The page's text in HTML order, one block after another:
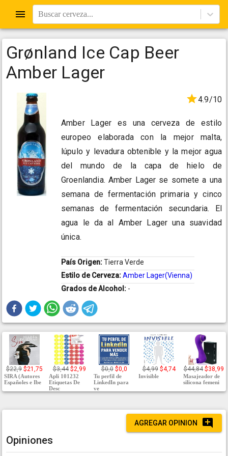
Buscar cerveza...
Grønland Ice Cap Beer
Amber Lager
4.9/10
Amber Lager es una cerveza de estilo
europeo elaborada con la mejor malta,
lúpulo y levadura obtenible y la mejor agua
del mundo de la capa de hielo de
Groenlandia. Amber Lager se somete a una
semana de fermentación primaria y cinco
semanas de fermentación secundaria. El
agua le da al Amber Lager una suavidad
única.
País Origen:Tierra Verde
Estilo de Cerveza:Amber Lager(Vienna)
Grados de Alcohol: -
$22,9 $21,75
SIRA (Autores
Españoles e Ibe
$3,44 $2,99
Apli 101232
Etiquetas De
Desc
$0,0 $0,0
Tu perfil de
LinkedIn para
ve
$4,99 $4,74
Invisible
$44,84 $38,99
Masajeador de
silicona femeni
AGREGAR OPINION
Opiniones